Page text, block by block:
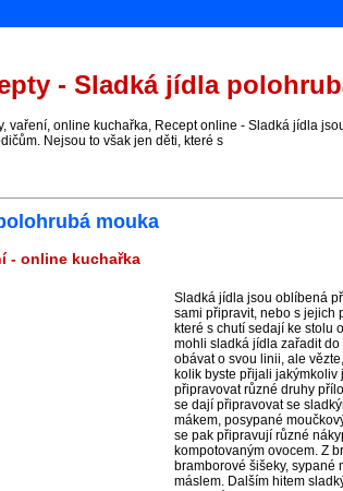
- Sladká jídla
vaření, online kuchařka, Recept online - Sladká jídla
Nejsou to však jen děti, které s
mouka
- online kuchařka
Sladká jídla jsou oblíbená
sami připravit, nebo s jejich
které s chutí sedají ke stolu
mohli sladká jídla zařadit
obávat o svou linii, ale
kolik byste přijali jakýmkoliv
připravovat různé druhy
se dají připravovat se
mákem, posypané
se pak připravují různé
kompotovaným ovocem. Z
bramborové šišeky, sypané
máslem. Dalším hitem